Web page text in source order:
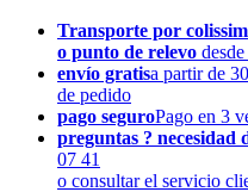
Transporte por
o punto de relevo
envío gratisa partir de
de pedido
pago seguroPago en 3
preguntas ? necesidad
07 41
o consultar el servicio